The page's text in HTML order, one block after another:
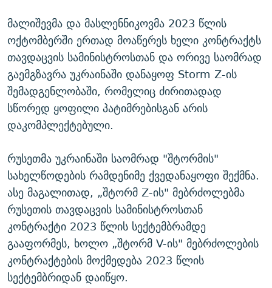
მალიშევმა და მასლენნიკოვმა 2023 წლის
ოქტომბერში ერთად მოაწერეს ხელი კონტრაქტს
თავდაცვის სამინისტროსთან და ორივე საომრად
გაემგზავრა უკრაინაში დანაყოფ Storm Z-ის
შემადგენლობაში, რომელიც ძირითადად
სწორედ ყოფილი პატიმრებისგან არის
დაკომპლექტებული.
რუსეთმა უკრაინაში საომრად "შტორმის"
სახელწოდების რამდენიმე ქვედანაყოფი შექმნა.
ასე მაგალითად, „შტორმ Z-ის" მებრძოლებმა
რუსეთის თავდაცვის სამინისტროსთან
კონტრაქტი 2023 წლის სექტემბრამდე
გააფორმეს, ხოლო „შტორმ V-ის" მებრძოლების
კონტრაქტების მოქმედება 2023 წლის
სექტემბრიდან დაიწყო.